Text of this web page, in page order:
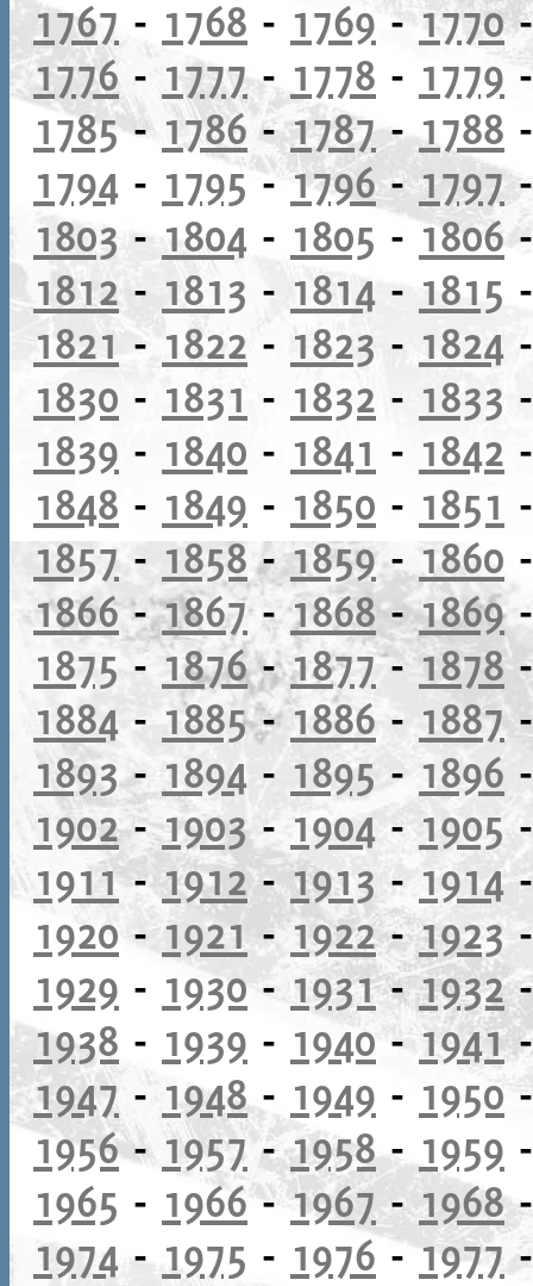
1767 - 1768 - 1769- 1770
1776 - 1777- 1778 - 1779
1785- 1786-1787-1788
1794 - 1795-1796-1797
1803- 1804 - 1805 -1806
1812- 1813 - 1814 - 1815
1821-1822 - 1823 - 1824
1830 - 1831 - 1832 - 1833
1839 - 1840 - 1841 - 1842
1848 - 1849 - 1850 - 1851
1857-1858-1859- 1860
1866-1867-1868-1869
1875 -1876-1877-1878
1884 - 1885-1886- 1887
1893- 1894 - 1895 - 1896
1902-1903-1904-1905
1911-1912-1913 -1914
1920 - 1921-1922-1923
1929 - 1930- 1931-1932
1938 - 1939 - 1940-1941
1947 - 1948- 1949 - 1950
1956- 1957-1958- 1959
1965 - 1966-1967-1968
1974 - 1975 - 1976 -1977